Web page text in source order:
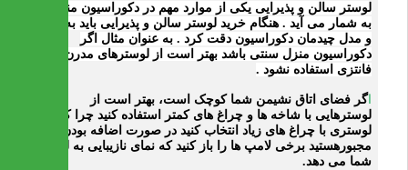
لوستر سالن و پذیرایی یکی از موارد مهم در دکوراسیون منزل
به شمار می آید . هنگام خرید لوستر سالن و پذیرایی باید به نوع
و مدل چیدمان دکوراسیون دقت کرد . به عنوان مثال اگر
دکوراسیون منزل سنتی باشد بهتر است از لوسترهای مدرن و
فانتزی استفاده نشود .
اگر فضای اتاق نشیمن شما کوچک است، بهتر است از
لوسترهایی با شاخه ها و چراغ های کمتر استفاده کنید چرا که اگر
لوستری با چراغ های زیاد انتخاب کنید در صورت اضافه بودن
مجبورهستید برخی لامپ ها را باز کنید که نمای نازیبایی به لوستر
شما می دهد.